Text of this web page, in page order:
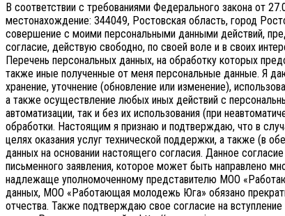
В соответствии с требованиями Федерального закона
местонахождение: 344049, Ростовская область, город
совершение с моими персональными данными действий,
согласие, действую свободно, по своей воле и в своих
Перечень персональных данных, на обработку которых
также иные полученные от меня персональные данные. Я
хранение, уточнение (обновление или изменение),
а также осуществление любых иных действий с
автоматизации, так и без их использования (при
обработки. Настоящим я признаю и подтверждаю, что в
целях оказания услуг технической поддержки, а также (в
данных на основании настоящего согласия. Данное
письменного заявления, которое может быть направлено
надлежаще уполномоченному представителю МОО
данных, МОО «Работающая молодежь Юга» обязано
отчества. Также подтверждаю свое согласие на